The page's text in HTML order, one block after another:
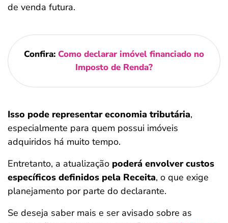
de venda futura.
Confira: Como declarar imóvel financiado no
Imposto de Renda?
Isso pode representar economia tributária,
especialmente para quem possui imóveis
adquiridos há muito tempo.
Entretanto, a atualização poderá envolver custos
específicos definidos pela Receita, o que exige
planejamento por parte do declarante.
Se deseja saber mais e ser avisado sobre as